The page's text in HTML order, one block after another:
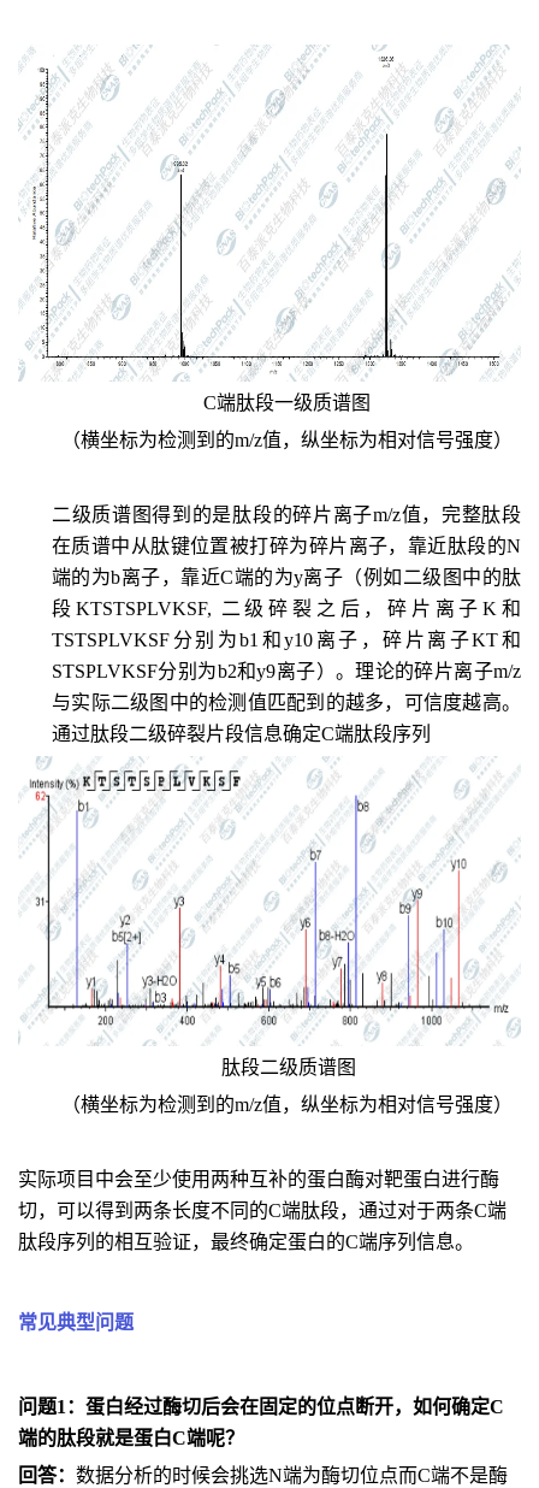
C端肽段一级质谱图
（横坐标为检测到的m/z值，纵坐标为相对信号强度）
二级质谱图得到的是肽段的碎片离子m/z值，完整肽段
在质谱中从肽键位置被打碎为碎片离子，靠近肽段的N
端的为b离子，靠近C端的为y离子（例如二级图中的肽
段KTSTSPLVKSF, 二级碎裂之后，碎片离子K和
TSTSPLVKSF分别为b1和y10离子，碎片离子KT和
STSPLVKSF分别为b2和y9离子）。理论的碎片离子m/z
与实际二级图中的检测值匹配到的越多，可信度越高。
通过肽段二级碎裂片段信息确定C端肽段序列
肽段二级质谱图
（横坐标为检测到的m/z值，纵坐标为相对信号强度）
实际项目中会至少使用两种互补的蛋白酶对靶蛋白进行酶
切，可以得到两条长度不同的C端肽段，通过对于两条C端
肽段序列的相互验证，最终确定蛋白的C端序列信息。
常见典型问题
问题1：蛋白经过酶切后会在固定的位点断开，如何确定C
端的肽段就是蛋白C端呢？
回答： 数据分析的时候会挑选N端为酶切位点而C端不是酶